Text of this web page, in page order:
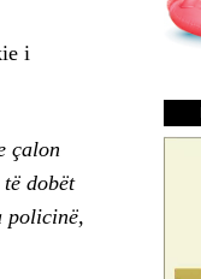
i
çalon
dobët
policinë,